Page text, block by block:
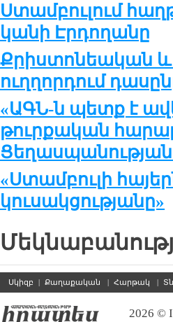
Ստամբուլում
կանի Էրդողանը
Քրիստոնեական և
ուղղորդում
«ԱԳՆ-ն պետք է
թուրքական
«Ստամբուլի
կուսակցությանը»
Սկիզբ | Քաղաքական | Հարթակ |
2026 ©